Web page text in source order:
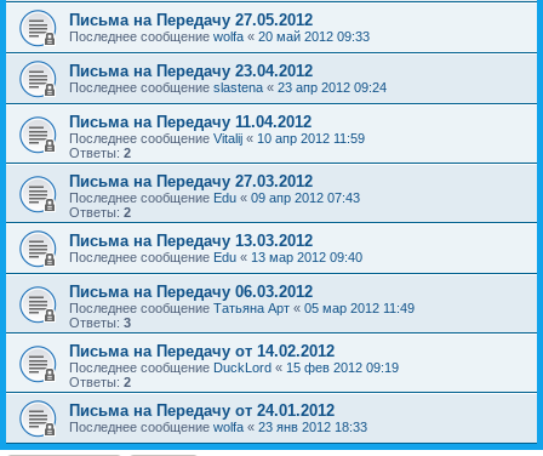
Письма на Передачу 27.05.2012
Последнее сообщение wolfa « 20 май 2012 09:33
Письма на Передачу 23.04.2012
Последнее сообщение slastena « 23 апр 2012 09:24
Письма на Передачу 11.04.2012
Последнее сообщение Vitalij « 10 апр 2012 11:59
Ответы: 2
Письма на Передачу 27.03.2012
Последнее сообщение Edu « 09 апр 2012 07:43
Ответы: 2
Письма на Передачу 13.03.2012
Последнее сообщение Edu « 13 мар 2012 09:40
Письма на Передачу 06.03.2012
Последнее сообщение Татьяна Арт « 05 мар 2012 11:49
Ответы: 3
Письма на Передачу от 14.02.2012
Последнее сообщение DuckLord « 15 фев 2012 09:19
Ответы: 2
Письма на Передачу от 24.01.2012
Последнее сообщение wolfa « 23 янв 2012 18:33